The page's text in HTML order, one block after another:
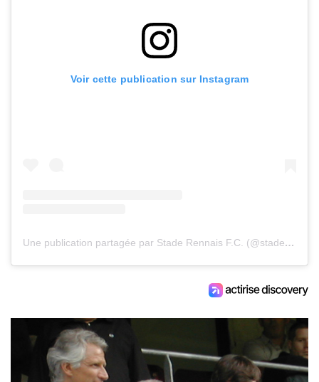
Voir cette publication sur Instagram
Une publication partagée par Stade Rennais F.C. (@staderennaisfc)